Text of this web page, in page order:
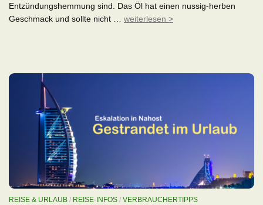
Entzündungshemmung sind. Das Öl hat einen nussig-herben
Geschmack und sollte nicht … weiterlesen >
REISE & URLAUB / REISE-INFOS / VERBRAUCHERTIPPS